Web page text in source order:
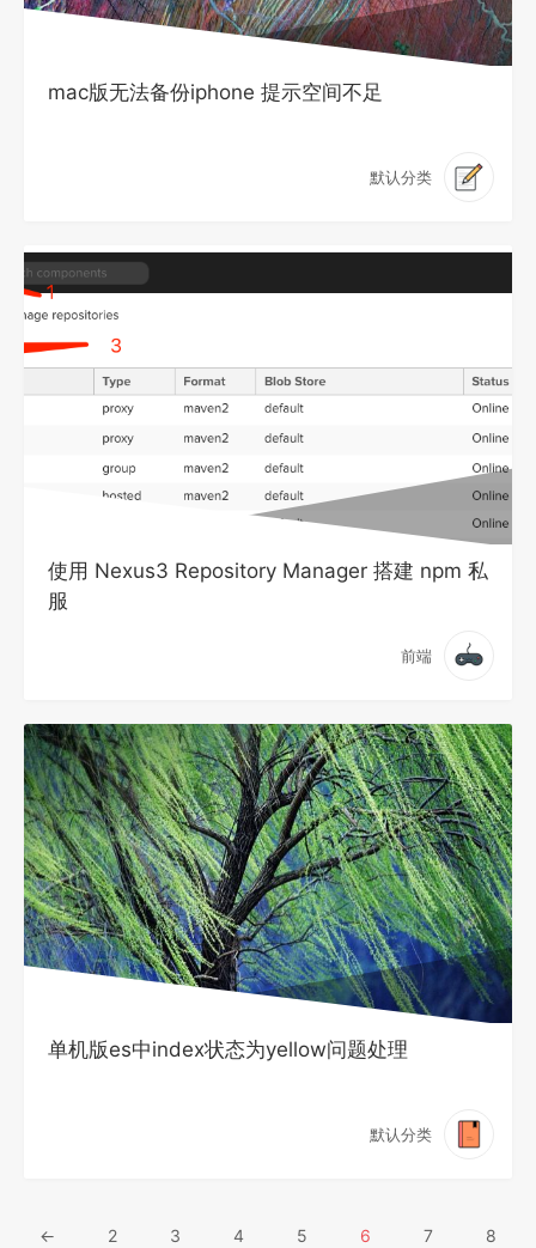
mac版无法备份iphone 提示空间不足
默认分类
使用 Nexus3 Repository Manager 搭建 npm 私
服
前端
单机版es中index状态为yellow问题处理
默认分类
← 2 3 4 5 6 7 8